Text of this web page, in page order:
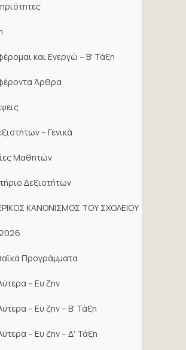
και Ενεργώ – Β' Τάξη
Άρθρα
– Γενικά
Μαθητών
Δεξιοτήτων
ΚΑΝΟΝΙΣΜΟΣ ΤΟΥ ΣΧΟΛΕΙΟΥ
Προγράμματα
– Ευ ζην
– Ευ ζην – Β' Τάξη
– Ευ ζην – Δ' Τάξη